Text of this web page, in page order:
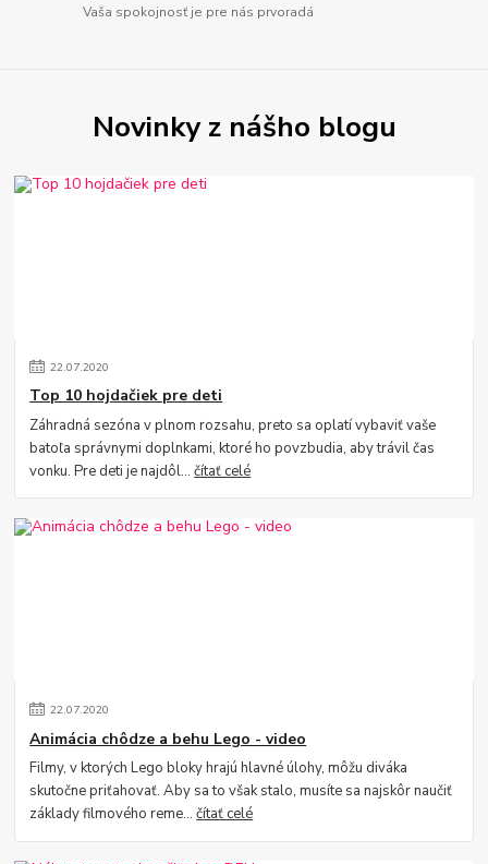
Vaša spokojnosť je pre nás prvoradá
Novinky z nášho blogu
22.07.2020
Top 10 hojdačiek pre deti
Záhradná sezóna v plnom rozsahu, preto sa oplatí vybaviť vaše
batoľa správnymi doplnkami, ktoré ho povzbudia, aby trávil čas
vonku. Pre deti je najdôl...čítať celé
22.07.2020
Animácia chôdze a behu Lego - video
Filmy, v ktorých Lego bloky hrajú hlavné úlohy, môžu diváka
skutočne priťahovať. Aby sa to však stalo, musíte sa najskôr naučiť
základy filmového reme...čítať celé